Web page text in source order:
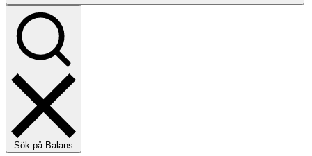
Sök på Balans